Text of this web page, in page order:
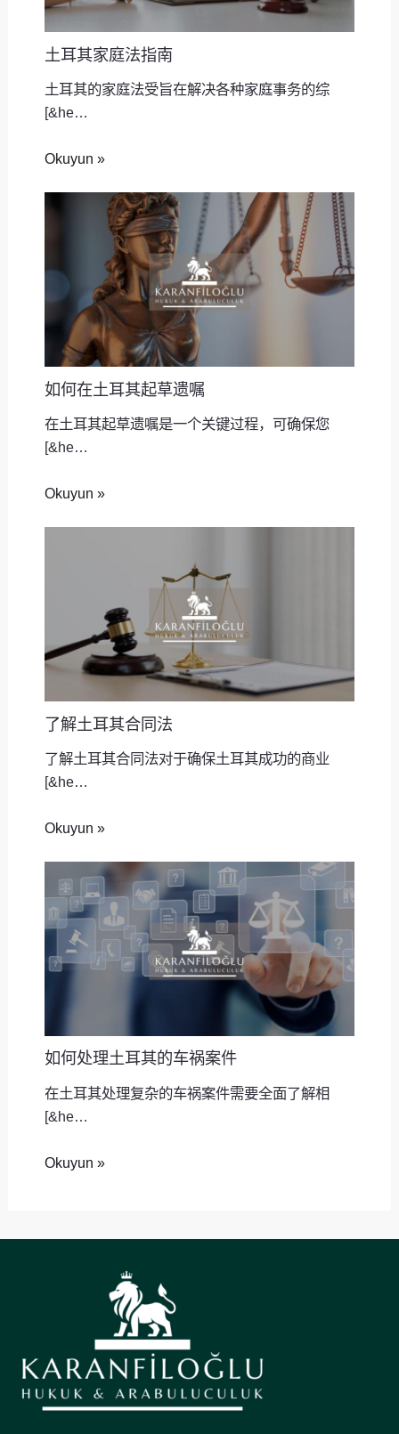
土耳其家庭法指南
土耳其的家庭法受旨在解决各种家庭事务的综
[&he…
Okuyun »
如何在土耳其起草遗嘱
在土耳其起草遗嘱是一个关键过程，可确保您
[&he…
Okuyun »
了解土耳其合同法
了解土耳其合同法对于确保土耳其成功的商业
[&he…
Okuyun »
如何处理土耳其的车祸案件
在土耳其处理复杂的车祸案件需要全面了解相
[&he…
Okuyun »